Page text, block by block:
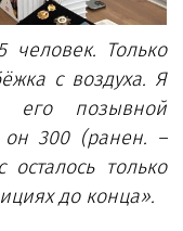
Только
с воздуха. Я
его позывной
300 (ранен. –
только
до конца».